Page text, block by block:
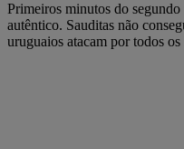
Primeiros minutos do segundo
autêntico. Sauditas não
uruguaios atacam por todos